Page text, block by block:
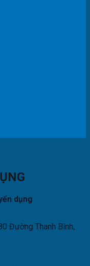
dụng
Đường Thanh Bình,